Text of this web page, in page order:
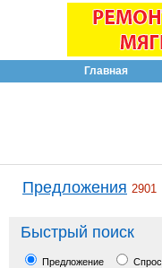
Главная
Предложения 2901
Быстрый поиск
Предложение Спрос